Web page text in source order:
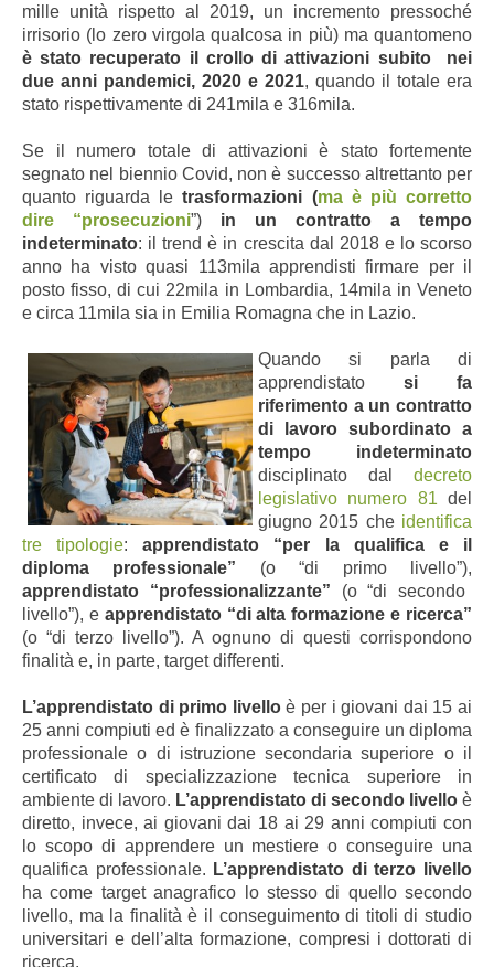
mille unità rispetto al 2019, un incremento pressoché
irrisorio (lo zero virgola qualcosa in più) ma quantomeno
è stato recuperato il crollo di attivazioni subito nei
due anni pandemici, 2020 e 2021, quando il totale era
stato rispettivamente di 241mila e 316mila.
Se il numero totale di attivazioni è stato fortemente
segnato nel biennio Covid, non è successo altrettanto per
quanto riguarda letrasformazioni (ma è più corretto
dire “prosecuzioni”) in un contratto a tempo
indeterminato: il trend è in crescita dal 2018 e lo scorso
anno ha visto quasi 113mila apprendisti firmare per il
posto fisso, di cui 22mila in Lombardia, 14mila in Veneto
e circa 11mila sia in Emilia Romagna che in Lazio.
Quando si parla di
apprendistato si fa
riferimento a un contratto
di lavoro subordinato a
tempo indeterminato
disciplinato dal decreto
legislativo numero 81 del
giugno 2015 che identifica
tre tipologie:apprendistato “per la qualifica e il
diploma professionale” (o “di primo livello”),
apprendistato “professionalizzante” (o “di secondo
livello”), eapprendistato “di alta formazione e ricerca”
(o “di terzo livello”). A ognuno di questi corrispondono
finalità e, in parte, target differenti.
L’apprendistato di primo livelloè per i giovani dai 15 ai
25 anni compiuti ed è finalizzato a conseguire un diploma
professionale o di istruzione secondaria superiore o il
certificato di specializzazione tecnica superiore in
ambiente di lavoro. L’apprendistato di secondo livello è
diretto, invece, ai giovani dai 18 ai 29 anni compiuti con
lo scopo di apprendere un mestiere o conseguire una
qualifica professionale. L’apprendistato di terzo livello
ha come target anagrafico lo stesso di quello secondo
livello, ma la finalità è il conseguimento di titoli di studio
universitari e dell’alta formazione, compresi i dottorati di
ricerca.